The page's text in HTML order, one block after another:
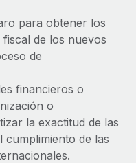
para obtener los
de los nuevos
de
financieros o
o
la exactitud de las
cumplimiento de las